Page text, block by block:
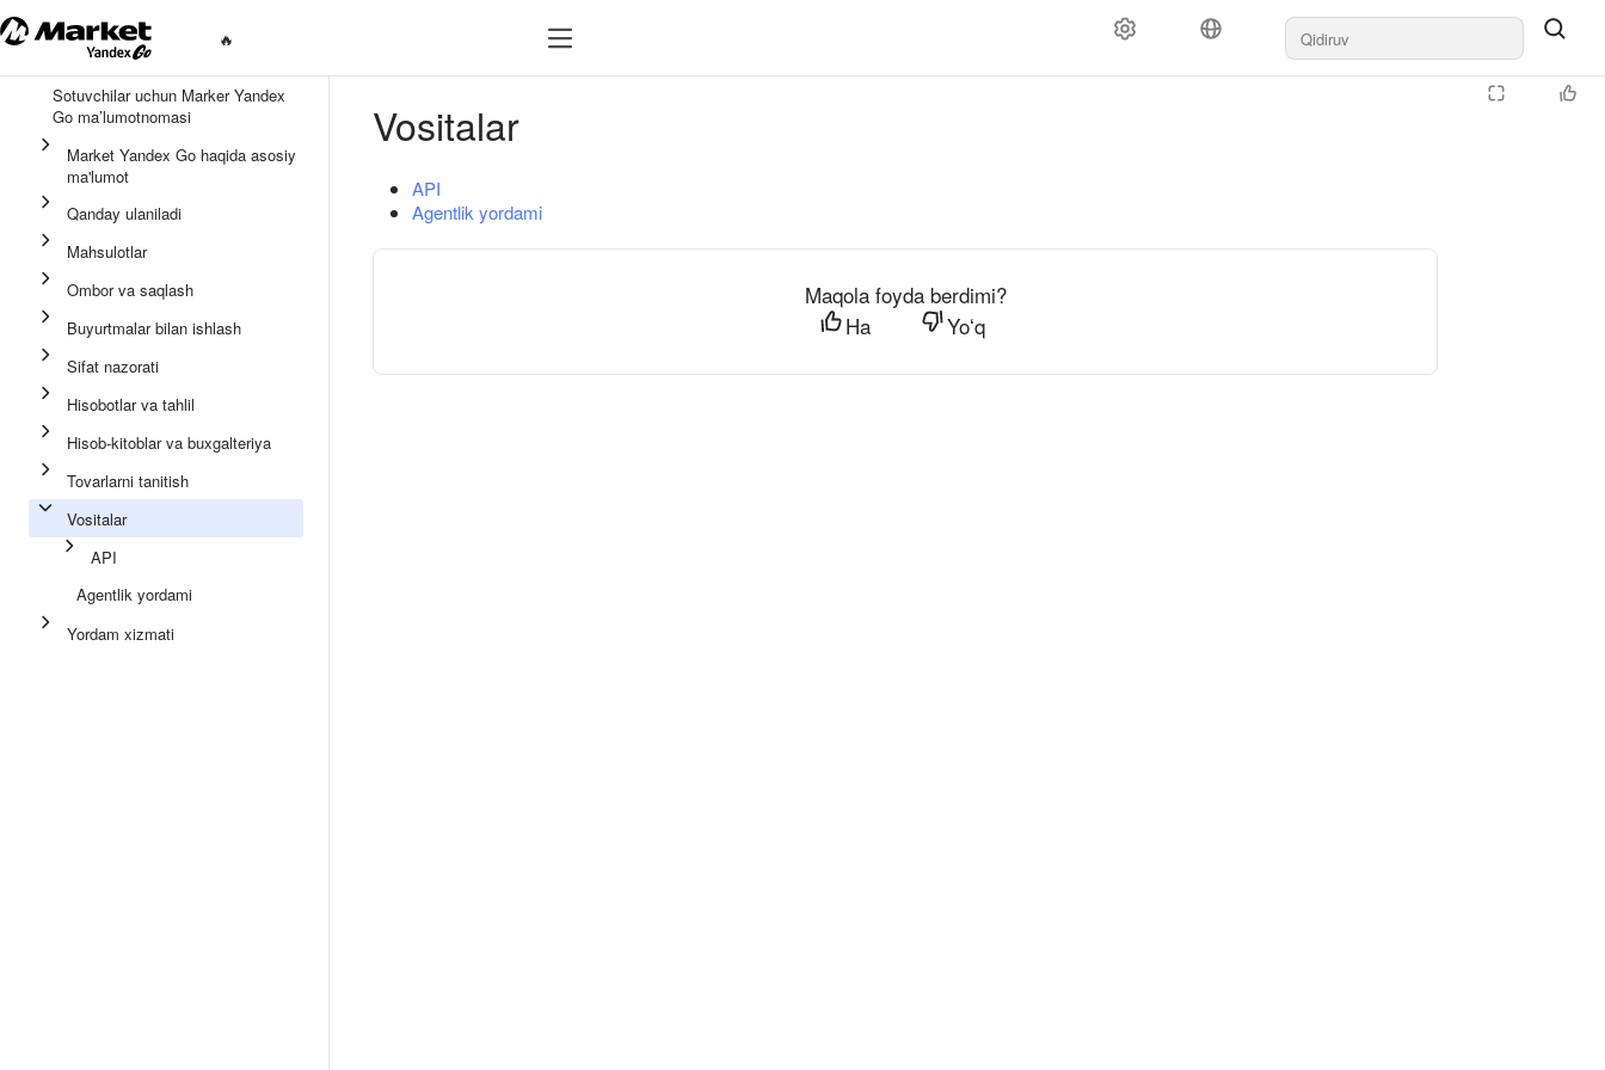
🔥
Sotuvchilar uchun Marker Yandex
Go ma’lumotnomasi
Market Yandex Go haqida asosiy
ma'lumot
Qanday ulaniladi
Mahsulotlar
Ombor va saqlash
Buyurtmalar bilan ishlash
Sifat nazorati
Hisobotlar va tahlil
Hisob-kitoblar va buxgalteriya
Tovarlarni tanitish
Vositalar
API
Agentlik yordami
Yordam xizmati
Vositalar
API
Agentlik yordami
Maqola foyda berdimi?
Ha
Yoʻq